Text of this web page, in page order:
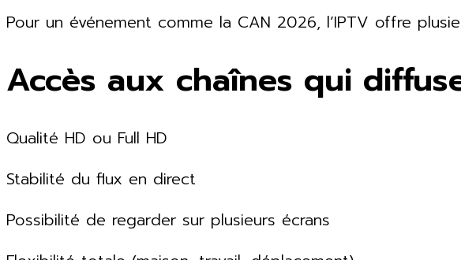
Pour un événement comme la CAN 2026, l’IPTV offre
Accès aux chaînes qui
Qualité HD ou Full HD
Stabilité du flux en direct
Possibilité de regarder sur plusieurs écrans